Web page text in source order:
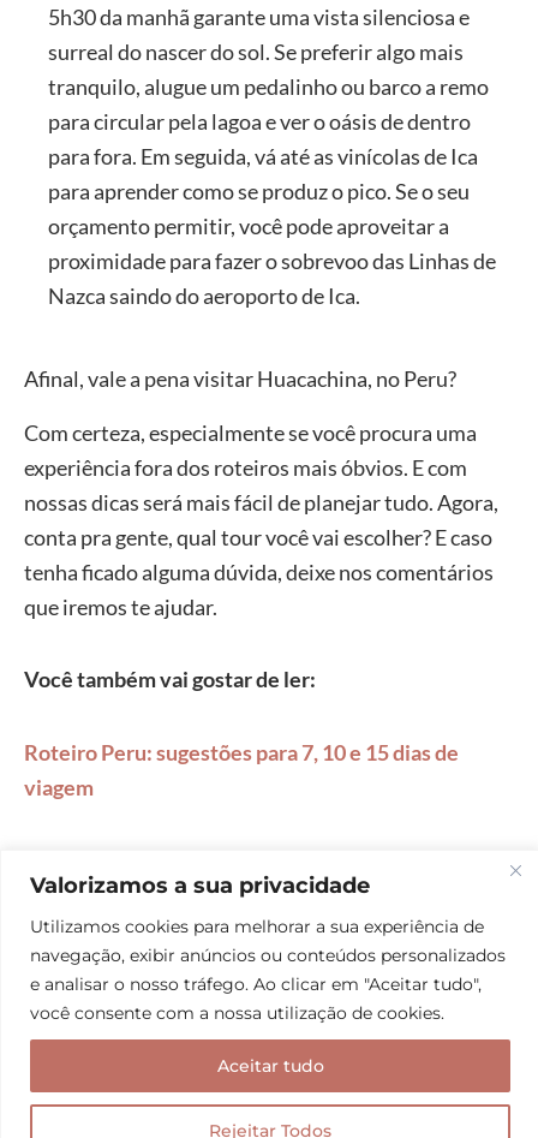
Valorizamos a sua privacidade
Utilizamos cookies para melhorar a sua experiência de
navegação, exibir anúncios ou conteúdos personalizados
e analisar o nosso tráfego. Ao clicar em "Aceitar tudo",
você consente com a nossa utilização de cookies.
Rejeitar Todos
Aceitar tudo
5h30 da manhã garante uma vista silenciosa e
surreal do nascer do sol. Se preferir algo mais
tranquilo, alugue um pedalinho ou barco a remo
para circular pela lagoa e ver o oásis de dentro
para fora. Em seguida, vá até as vinícolas de Ica
para aprender como se produz o pico. Se o seu
orçamento permitir, você pode aproveitar a
proximidade para fazer o sobrevoo das Linhas de
Nazca saindo do aeroporto de Ica.
Afinal, vale a pena visitar Huacachina, no Peru?
Com certeza, especialmente se você procura uma
experiência fora dos roteiros mais óbvios. E com
nossas dicas será mais fácil de planejar tudo. Agora,
conta pra gente, qual tour você vai escolher? E caso
tenha ficado alguma dúvida, deixe nos comentários
que iremos te ajudar.
Você também vai gostar de ler:
Roteiro Peru: sugestões para 7, 10 e 15 dias de
viagem
Onde ficar em Lima: Miraflores, Barranco ou San
Isidro?
O que fazer em Lima: roteiros de 1, 3 e 5 dias de